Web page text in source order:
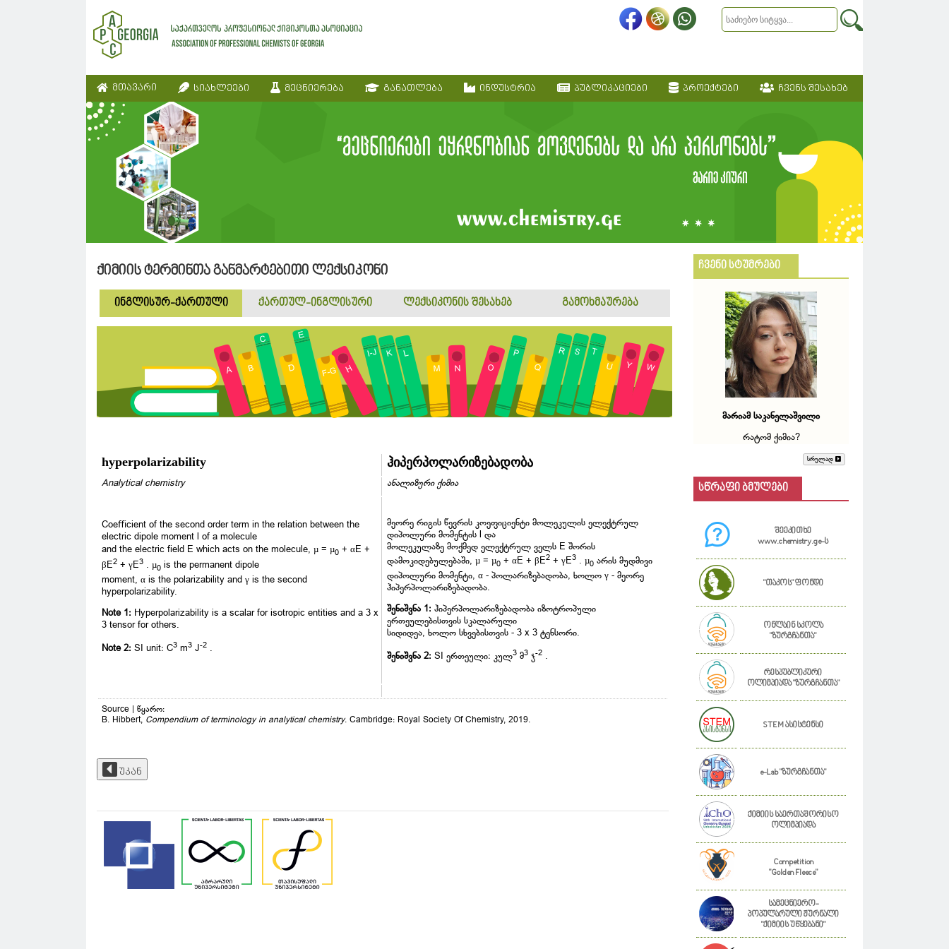
მთავარი სიახლეები მეცნიერება განათლება ინდუსტრია პუბლიკაციები პროექტები ჩვენს შესახებ
ქიმიის ტერმინთა განმარტებითი ლექსიკონი
ინგლისურ-ქართული ქართულ-ინგლისური ლექსიკონის შესახებ გამოხმაურება
hyperpolarizability ჰიპერპოლარიზებადობა
Analytical chemistry ანალიზური ქიმია
Coeﬃcient of the second order term in the relation between the
electric dipole moment l of a molecule
and the electric field E which acts on the molecule, µ = µ0 + αE +
βE2 + γE3 . µ0 is the permanent dipole
moment, α is the polarizability and γ is the second
hyperpolarizability.
Note 1: Hyperpolarizability is a scalar for isotropic entities and a 3 x
3 tensor for others.
Note 2: SI unit: C3 m3 J-2 .
მეორე რიგის წევრის კოეფიციენტი მოლეკულის ელექტრულ
დიპოლური მომენტის l და
მოლეკულაზე მოქმედ ელექტრულ ველს E შორის
დამოკიდებულებაში, µ = µ0 + αE + βE2 + γE3 . µ0 არის მუდმივი
დიპოლური მომენტი, α - პოლარიზებადობა, ხოლო γ - მეორე
ჰიპერპოლარიზებადობა.
შენიშვნა 1: ჰიპერპოლარიზებადობა იზოტროპული
ერთეულებისთვის სკალარული
სიდიდეა, ხოლო სხვებისთვის - 3 x 3 ტენსორი.
შენიშვნა 2: SI ერთეული: კულ3 მ3 ჯ-2 .
Source | წყარო:
B. Hibbert, Compendium of terminology in analytical chemistry. Cambridge: Royal Society Of Chemistry, 2019.
უკან
ჩვენი სტუმრები
მარიამ საკანელაშვილი
რატომ ქიმია?
სრულად
სწრაფი ბმულები
შეეკითხე
www.chemistry.ge-ს
"თაკოს" ფონდი
ონლაინ სკოლა
"ზურგჩანთა"
რესპუბლიკური
ოლიმპიადა "ზურგჩანთა"
STEM ასისტენსი
e-Lab "ზურგჩანთა"
ქიმიის საერთაშორისო
ოლიმპიადა
Competition
"Golden Fleece"
სამეცნიერო-
პოპულარული ჟურნალი
"ქიმიის უწყებანი"